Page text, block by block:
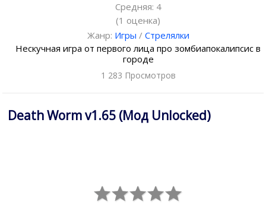
Средняя: 4
(1 оценка)
Жанр: Игры / Стрелялки
Нескучная игра от первого лица про зомбиапокалипсис в
городе
1 283 Просмотров
Death Worm v1.65 (Мод Unlocked)